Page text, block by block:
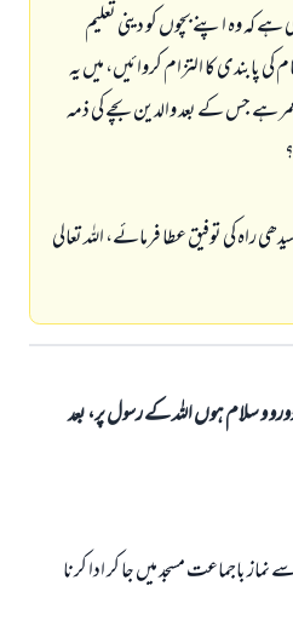
كہ وہ اپنے بچوں كو دينى تعليم
كى پابندى كا التزام كروائيں، ميں يہ
عمر ہے جس كے بعد والدين بچے كى ذمہ
راہ كى توفيق عطا فرمائے، اللہ تعالى
و سلام ہوں اللہ کے رسول پر، بعد
باجماعت مسجد ميں جا كر ادا كرنا